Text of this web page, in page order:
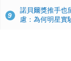
9
諾貝爾獎推手也
慮：為何明星實